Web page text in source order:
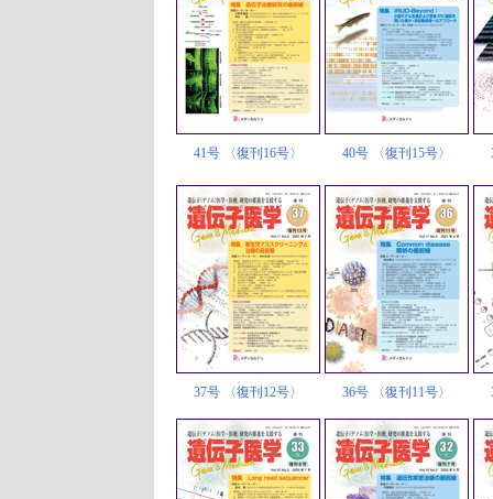
41号 〈復刊16号〉 40号 〈復刊15号〉
37号 〈復刊12号〉 36号 〈復刊11号〉